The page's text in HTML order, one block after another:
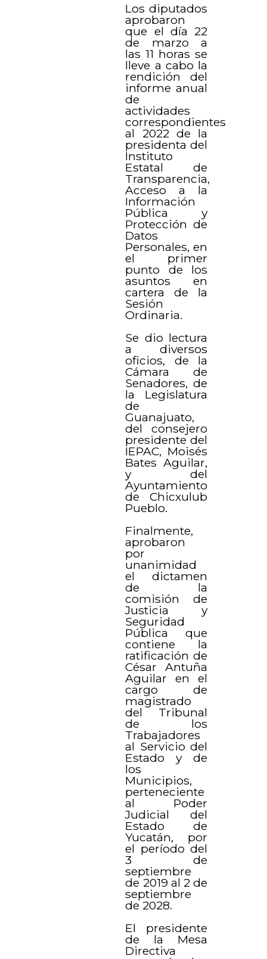
Los diputados
aprobaron
que el día 22
de marzo a
las 11 horas se
lleve a cabo la
rendición del
informe anual
de
actividades
correspondientes
al 2022 de la
presidenta del
Instituto
Estatal de
Transparencia,
Acceso a la
Información
Pública y
Protección de
Datos
Personales, en
el primer
punto de los
asuntos en
cartera de la
Sesión
Ordinaria.
Se dio lectura
a diversos
oficios, de la
Cámara de
Senadores, de
la Legislatura
de
Guanajuato,
del consejero
presidente del
IEPAC, Moisés
Bates Aguilar,
y del
Ayuntamiento
de Chicxulub
Pueblo.
Finalmente,
aprobaron
por
unanimidad
el dictamen
de la
comisión de
Justicia y
Seguridad
Pública que
contiene la
ratificación de
César Antuña
Aguilar en el
cargo de
magistrado
del Tribunal
de los
Trabajadores
al Servicio del
Estado y de
los
Municipios,
perteneciente
al Poder
Judicial del
Estado de
Yucatán, por
el período del
3 de
septiembre
de 2019 al 2 de
septiembre
de 2028.
El presidente
de la Mesa
Directiva